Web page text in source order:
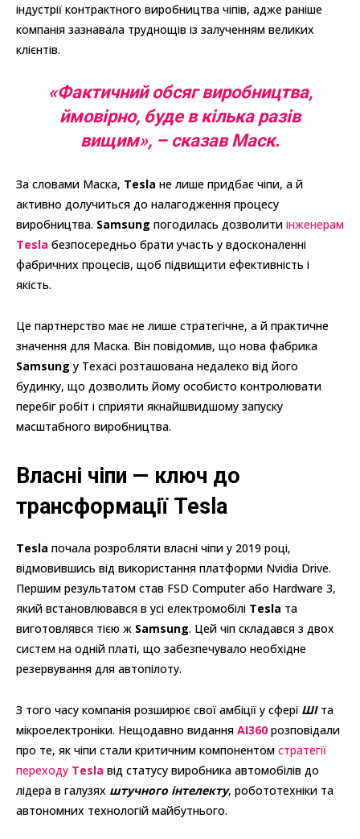
індустрії контрактного виробництва чіпів, адже раніше
компанія зазнавала труднощів із залученням великих
клієнтів.
«Фактичний обсяг виробництва,
ймовірно, буде в кілька разів
вищим», – сказав Маск.
За словами Маска, Tesla не лише придбає чіпи, а й
активно долучиться до налагодження процесу
виробництва. Samsung погодилась дозволити інженерам
Tesla безпосередньо брати участь у вдосконаленні
фабричних процесів, щоб підвищити ефективність і
якість.
Це партнерство має не лише стратегічне, а й практичне
значення для Маска. Він повідомив, що нова фабрика
Samsung у Техасі розташована недалеко від його
будинку, що дозволить йому особисто контролювати
перебіг робіт і сприяти якнайшвидшому запуску
масштабного виробництва.
Власні чіпи — ключ до
трансформації Tesla
Tesla почала розробляти власні чіпи у 2019 році,
відмовившись від використання платформи Nvidia Drive.
Першим результатом став FSD Computer або Hardware 3,
який встановлювався в усі електромобілі Tesla та
виготовлявся тією ж Samsung. Цей чіп складався з двох
систем на одній платі, що забезпечувало необхідне
резервування для автопілоту.
З того часу компанія розширює свої амбіції у сфері ШІта
мікроелектроніки. Нещодавно видання AI360 розповідали
про те, як чіпи стали критичним компонентом стратегії
переходу Tesla від статусу виробника автомобілів до
лідера в галузях штучного інтелекту, робототехніки та
автономних технологій майбутнього.